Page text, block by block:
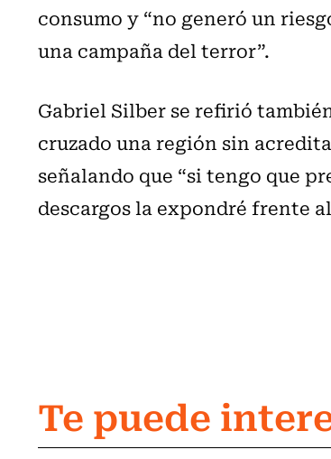
consumo y “no generó un
una campaña del terror”.
Gabriel Silber se refirió
cruzado una región sin
señalando que “si tengo que
descargos la expondré frente
Te puede